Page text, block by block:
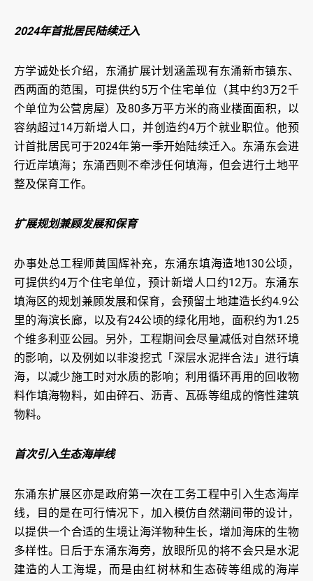
2024年首批居民陆续迁入
方学诚处长介绍，东涌扩展计划涵盖现有东涌新市镇东、
西两面的范围，可提供约5万个住宅单位（其中约3万2千
个单位为公营房屋）及80多万平方米的商业楼面面积，以
容纳超过14万新增人口，并创造约4万个就业职位。他预
计首批居民可于2024年第一季开始陆续迁入。东涌东会进
行近岸填海；东涌西则不牵涉任何填海，但会进行土地平
整及保育工作。
扩展规划兼顾发展和保育
办事处总工程师黄国辉补充，东涌东填海造地130公顷，
可提供约4万个住宅单位，预计新增人口约12万。东涌东
填海区的规划兼顾发展和保育，会预留土地建造长约4.9公
里的海滨长廊，以及有24公顷的绿化用地，面积约为1.25
个维多利亚公园。另外，工程期间会尽量减低对自然环境
的影响，以及例如以非浚挖式「深层水泥拌合法」进行填
海，以减少施工时对水质的影响；利用循环再用的回收物
料作填海物料，如由碎石、沥青、瓦砾等组成的惰性建筑
物料。
首次引入生态海岸线
东涌东扩展区亦是政府第一次在工务工程中引入生态海岸
线，目的是在可行情况下，加入模仿自然潮间带的设计，
以提供一个合适的生境让海洋物种生长，增加海床的生物
多样性。日后于东涌东海旁，放眼所见的将不会只是水泥
建造的人工海堤，而是由红树林和生态砖等组成的海岸